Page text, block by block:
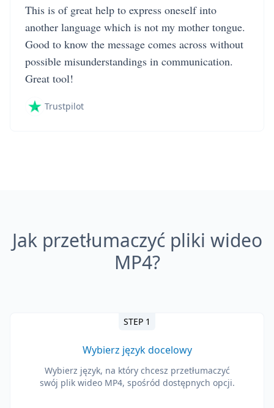
This is of great help to express oneself into
another language which is not my mother tongue.
Good to know the message comes across without
possible misunderstandings in communication.
Great tool!
Trustpilot
Jak przetłumaczyć pliki wideo
MP4?
STEP 1
Wybierz język docelowy
Wybierz język, na który chcesz przetłumaczyć
swój plik wideo MP4, spośród dostępnych opcji.